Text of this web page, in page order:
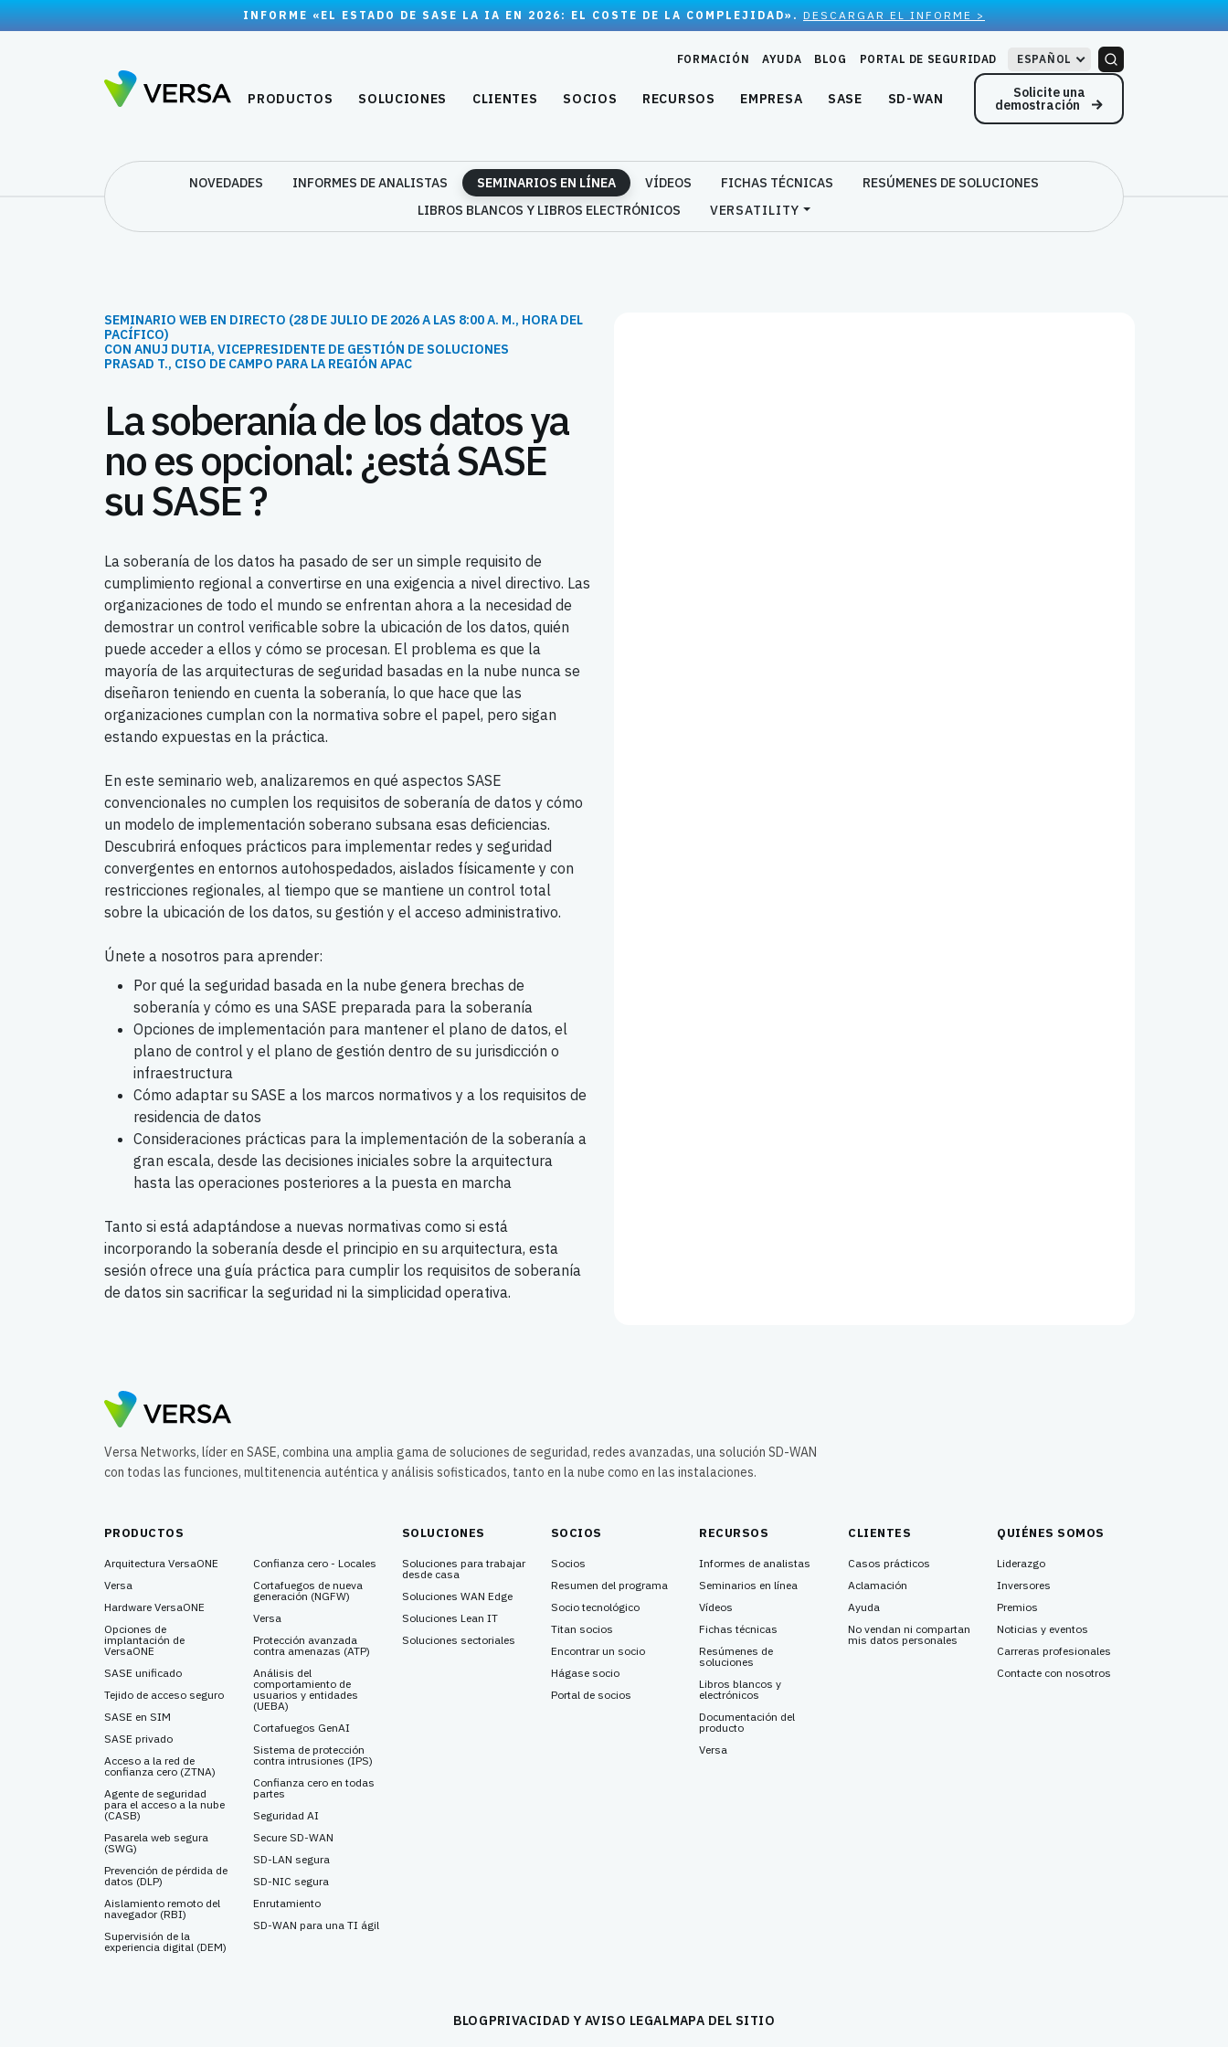
INFORME «EL ESTADO DE SASE LA IA EN 2026: EL COSTE DE LA COMPLEJIDAD». DESCARGAR EL INFORME >
FORMACIÓN AYUDA BLOG PORTAL DE SEGURIDAD ESPAÑOL
PRODUCTOS SOLUCIONES CLIENTES SOCIOS RECURSOS EMPRESA SASE SD-WAN Solicite una
demostración
NOVEDADES INFORMES DE ANALISTAS SEMINARIOS EN LÍNEA VÍDEOS FICHAS TÉCNICAS
RESÚMENES DE SOLUCIONES
LIBROS BLANCOS Y LIBROS ELECTRÓNICOS
VERSATILITY
SEMINARIO WEB EN DIRECTO (28 DE JULIO DE 2026 A LAS 8:00 A. M., HORA DEL
PACÍFICO)
CON ANUJ DUTIA, VICEPRESIDENTE DE GESTIÓN DE SOLUCIONES
PRASAD T., CISO DE CAMPO PARA LA REGIÓN APAC
La soberanía de los datos ya
no es opcional: ¿está SASE
su SASE ?
La soberanía de los datos ha pasado de ser un simple requisito de
cumplimiento regional a convertirse en una exigencia a nivel directivo. Las
organizaciones de todo el mundo se enfrentan ahora a la necesidad de
demostrar un control verificable sobre la ubicación de los datos, quién
puede acceder a ellos y cómo se procesan. El problema es que la
mayoría de las arquitecturas de seguridad basadas en la nube nunca se
diseñaron teniendo en cuenta la soberanía, lo que hace que las
organizaciones cumplan con la normativa sobre el papel, pero sigan
estando expuestas en la práctica.
En este seminario web, analizaremos en qué aspectos SASE
convencionales no cumplen los requisitos de soberanía de datos y cómo
un modelo de implementación soberano subsana esas deficiencias.
Descubrirá enfoques prácticos para implementar redes y seguridad
convergentes en entornos autohospedados, aislados físicamente y con
restricciones regionales, al tiempo que se mantiene un control total
sobre la ubicación de los datos, su gestión y el acceso administrativo.
Únete a nosotros para aprender:
Por qué la seguridad basada en la nube genera brechas de
soberanía y cómo es una SASE preparada para la soberanía
Opciones de implementación para mantener el plano de datos, el
plano de control y el plano de gestión dentro de su jurisdicción o
infraestructura
Cómo adaptar su SASE a los marcos normativos y a los requisitos de
residencia de datos
Consideraciones prácticas para la implementación de la soberanía a
gran escala, desde las decisiones iniciales sobre la arquitectura
hasta las operaciones posteriores a la puesta en marcha
Tanto si está adaptándose a nuevas normativas como si está
incorporando la soberanía desde el principio en su arquitectura, esta
sesión ofrece una guía práctica para cumplir los requisitos de soberanía
de datos sin sacrificar la seguridad ni la simplicidad operativa.
Versa Networks, líder en SASE, combina una amplia gama de soluciones de seguridad, redes avanzadas, una solución SD-WAN
con todas las funciones, multitenencia auténtica y análisis sofisticados, tanto en la nube como en las instalaciones.
PRODUCTOS
Arquitectura VersaONE
Versa
Hardware VersaONE
Opciones de
implantación de
VersaONE
SASE unificado
Tejido de acceso seguro
SASE en SIM
SASE privado
Acceso a la red de
confianza cero (ZTNA)
Agente de seguridad
para el acceso a la nube
(CASB)
Pasarela web segura
(SWG)
Prevención de pérdida de
datos (DLP)
Aislamiento remoto del
navegador (RBI)
Supervisión de la
experiencia digital (DEM)
Confianza cero - Locales
Cortafuegos de nueva
generación (NGFW)
Versa
Protección avanzada
contra amenazas (ATP)
Análisis del
comportamiento de
usuarios y entidades
(UEBA)
Cortafuegos GenAI
Sistema de protección
contra intrusiones (IPS)
Confianza cero en todas
partes
Seguridad AI
Secure SD-WAN
SD-LAN segura
SD-NIC segura
Enrutamiento
SD-WAN para una TI ágil
SOLUCIONES
Soluciones para trabajar
desde casa
Soluciones WAN Edge
Soluciones Lean IT
Soluciones sectoriales
SOCIOS
Socios
Resumen del programa
Socio tecnológico
Titan socios
Encontrar un socio
Hágase socio
Portal de socios
RECURSOS
Informes de analistas
Seminarios en línea
Vídeos
Fichas técnicas
Resúmenes de
soluciones
Libros blancos y
electrónicos
Documentación del
producto
Versa
CLIENTES
Casos prácticos
Aclamación
Ayuda
No vendan ni compartan
mis datos personales
QUIÉNES SOMOS
Liderazgo
Inversores
Premios
Noticias y eventos
Carreras profesionales
Contacte con nosotros
BLOGPRIVACIDAD Y AVISO LEGALMAPA DEL SITIO